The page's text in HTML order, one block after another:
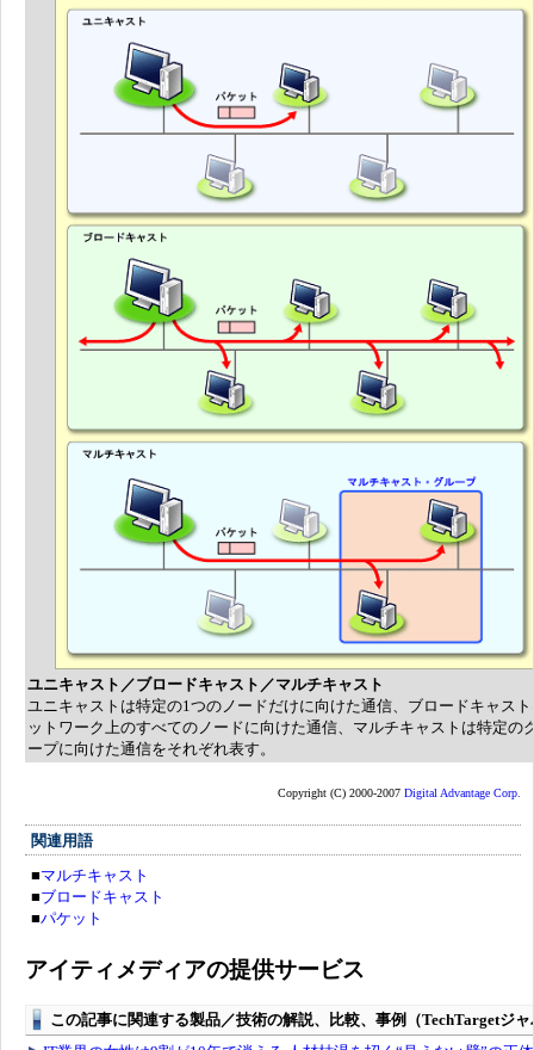
ユニキャスト／ブロードキャスト／マルチキャスト
ユニキャストは特定の1つのノードだけに向けた通信、ブロードキャス
ットワーク上のすべてのノードに向けた通信、マルチキャストは特定の
ープに向けた通信をそれぞれ表す。
Copyright (C) 2000-2007 Digital Advantage Corp.
関連用語
■マルチキャスト
■ブロードキャスト
■パケット
アイティメディアの提供サービス